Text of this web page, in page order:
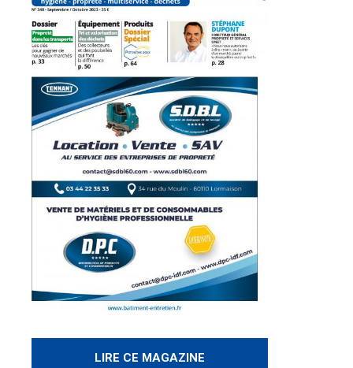
LIRE CE MAGAZINE